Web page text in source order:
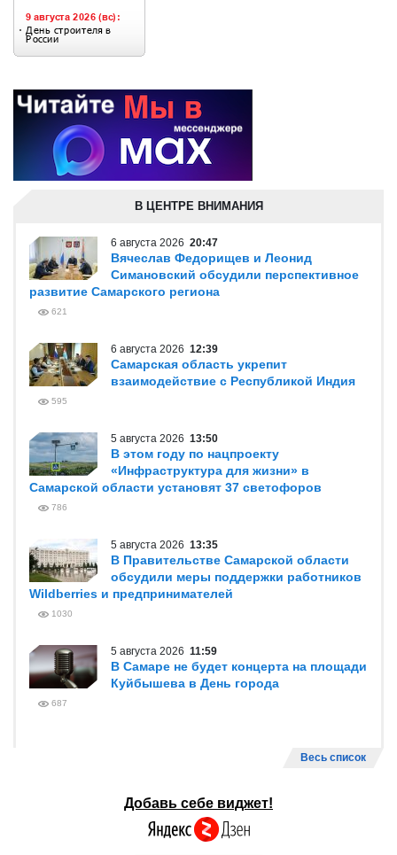
В ЦЕНТРЕ ВНИМАНИЯ
6 августа 2026 20:47
Вячеслав Федорищев и Леонид
Симановский обсудили перспективное
развитие Самарского региона
621
6 августа 2026 12:39
Самарская область укрепит
взаимодействие с Республикой Индия
595
5 августа 2026 13:50
В этом году по нацпроекту
«Инфраструктура для жизни» в
Самарской области установят 37 светофоров
786
5 августа 2026 13:35
В Правительстве Самарской области
обсудили меры поддержки работников
Wildberries и предпринимателей
1030
5 августа 2026 11:59
В Самаре не будет концерта на площади
Куйбышева в День города
687
Весь список
Добавь себе виджет!